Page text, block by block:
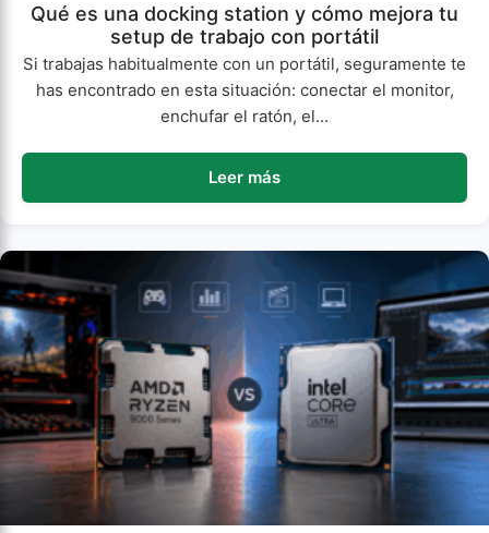
Qué es una docking station y cómo mejora tu
setup de trabajo con portátil
Si trabajas habitualmente con un portátil, seguramente te
has encontrado en esta situación: conectar el monitor,
enchufar el ratón, el...
Leer más